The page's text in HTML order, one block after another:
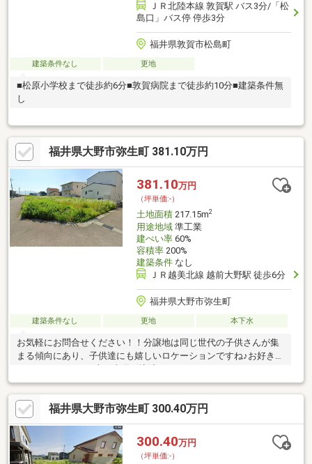
ＪＲ北陸本線 敦賀駅 バス3分/「松
島口」バス停 停歩3分
福井県敦賀市松島町
建築条件なし 更地
■松原小学校まで徒歩約6分■敦賀病院まで徒歩約10分■建築条件無
し
福井県大野市弥生町 381.10万円
381.10万円
（坪単価:-）
土地面積217.15m2
用途地域準工業
建ぺい率60%
容積率200%
建築条件なし
ＪＲ越美北線 越前大野駅 徒歩6分
福井県大野市弥生町
建築条件なし 更地 本下水
お気軽にお問合せください！！分譲地は同じ世代の子供さんが集
まる傾向にあり、子供達にも嬉しいロケーションですね♪お好きな
ハウスメーカーで♪上下水道引込済
福井県大野市弥生町 300.40万円
300.40万円
（坪単価:-）